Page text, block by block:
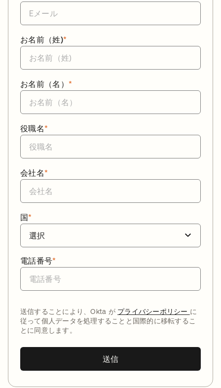
*
お名前（姓)
*
お名前（名）
*
役職名
*
会社名
*
国
*
電話番号
送信することにより、Okta が プライバシーポリシー に
従って個人データを処理することと国際的に移転するこ
とに同意します。
送信